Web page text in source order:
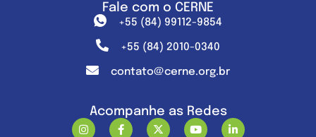
Fale com o CERNE
+55 (84) 99112-9854
+55 (84) 2010-0340
contato@cerne.org.br
Acompanhe as Redes